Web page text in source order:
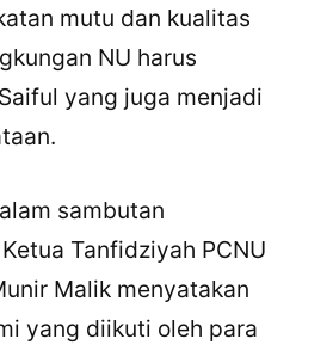
mutu dan kualitas
NU harus
yang juga menjadi
sambutan
Tanfidziyah PCNU
Malik menyatakan
yang diikuti oleh para